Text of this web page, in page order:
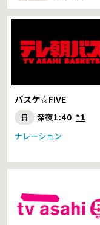
バスケ☆FIVE
日 深夜1:40 *1
ナレーション